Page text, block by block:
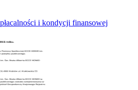
i kondycji finansowej